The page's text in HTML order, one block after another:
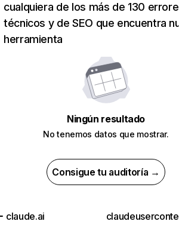
cualquiera de los más de 130
técnicos y de SEO que encuentra
herramienta
Ningún resultado
No tenemos datos que mostrar.
Consigue tu auditoría →
claude.ai